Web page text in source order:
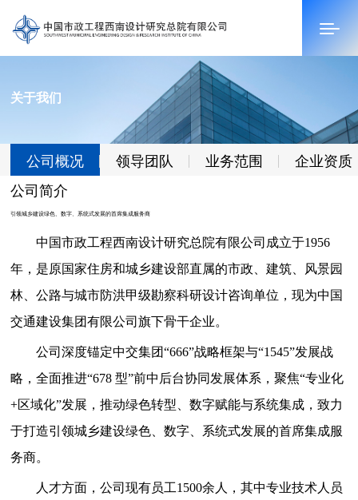
首页
关于我们
经典项目
人才招聘
联系我们
关于我们
公司概况 领导团队 业务范围
企业资质
公司简介
引领城乡建设绿色、数字、系统式发展的首席集成服务商
中国市政工程西南设计研究总院有限公司成立于1956
年，是原国家住房和城乡建设部直属的市政、建筑、风景园
林、公路与城市防洪甲级勘察科研设计咨询单位，现为中国
交通建设集团有限公司旗下骨干企业。
公司深度锚定中交集团“666”战略框架与“1545”发展战
略，全面推进“678 型”前中后台协同发展体系，聚焦“专业化
+区域化”发展，推动绿色转型、数字赋能与系统集成，致力
于打造引领城乡建设绿色、数字、系统式发展的首席集成服
务商。
人才方面，公司现有员工1500余人，其中专业技术人员